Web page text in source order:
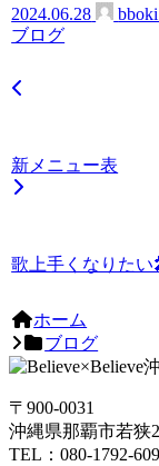
2024.06.28
ブログ
新メニュー表
歌上手くなりたい
ホーム
ブログ
〒900-0031
沖縄県那覇市若狭
TEL：080-1792-